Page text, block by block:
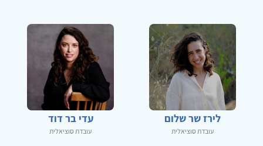
לירז שר שלום
עובדת סוציאלית
עדי בר דוד
עובדת סוציאלית